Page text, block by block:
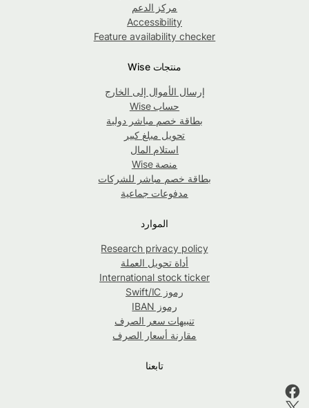
مركز الدعم
Accessibility
Feature availability checker
منتجات Wise
إرسال الأموال إلى الخارج
حساب Wise
بطاقة خصم مباشر دولية
تحويل مبلغ كبير
استلام المال
منصة Wise
بطاقة خصم مباشر للشركات
مدفوعات جماعية
الموارد
Research privacy policy
أداة تحويل العملة
International stock ticker
رموز Swift/IC
رموز IBAN
تنبيهات سعر الصرف
مقارنة أسعار الصرف
تابعنا